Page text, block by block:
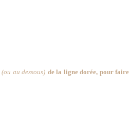
(ou au dessous) de la ligne dorée, pour